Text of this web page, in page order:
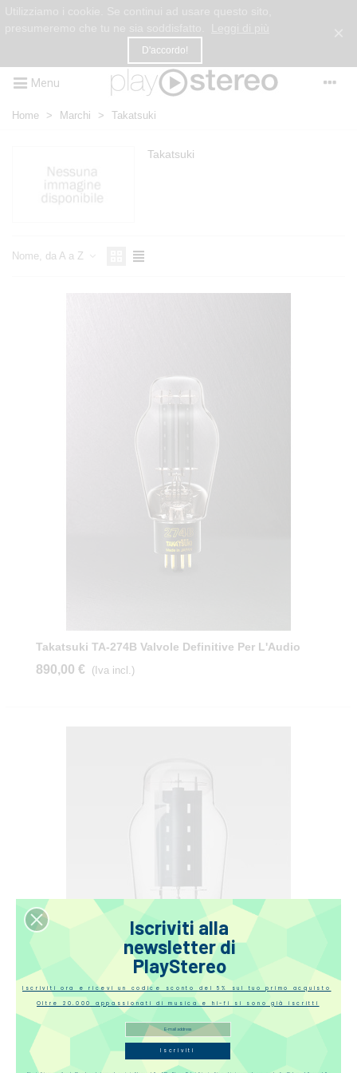
D'accordo!
Menu
Home > Marchi > Takatsuki
Takatsuki
Nome, da A a Z
Takatsuki TA-274B Valvole Definitive Per L'Audio
890,00 € (Iva incl.)
Iscriviti alla
newsletter di
PlayStereo
Iscriviti ora e ricevi un codice sconto del 5% sul tuo primo acquisto
Oltre 20.000 appassionati di musica e hi-fi si sono già iscritti
Iscriviti